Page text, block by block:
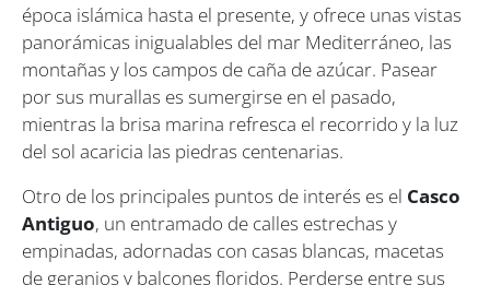
época islámica hasta el presente, y ofrece unas vistas
panorámicas inigualables del mar Mediterráneo, las
montañas y los campos de caña de azúcar. Pasear
por sus murallas es sumergirse en el pasado,
mientras la brisa marina refresca el recorrido y la luz
del sol acaricia las piedras centenarias.
Otro de los principales puntos de interés es el Casco
Antiguo, un entramado de calles estrechas y
empinadas, adornadas con casas blancas, macetas
de geranios y balcones floridos. Perderse entre sus